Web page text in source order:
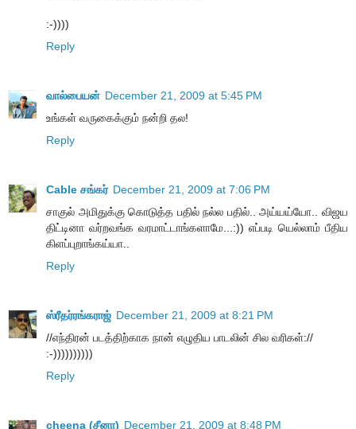
:-))))
Reply
வால்பையன் December 21, 2009 at 5:45 PM
உங்கள் வருகைக்கும் நன்றி தல!
Reply
Cable சங்கர் December 21, 2009 at 7:06 PM
சாகுல் அமிதுக்கு கொடுத்த பதில் நல்ல பதில்.. அய்யய்யோ.. விஜய
திட்டினா வர்றவங்க வரமாட்டாங்களாமே...:)) எப்படி யெல்லாம் பீதிய
கிளப்புறாங்கய்யா..
Reply
ஸ்ரீதர்ரங்கராஜ் December 21, 2009 at 8:21 PM
//எந்திரன் படத்திற்காக நான் எழுதிய பாடலின் சில வரிகள்://
:-))))))))))
Reply
cheena (சீனா) December 21, 2009 at 8:48 PM